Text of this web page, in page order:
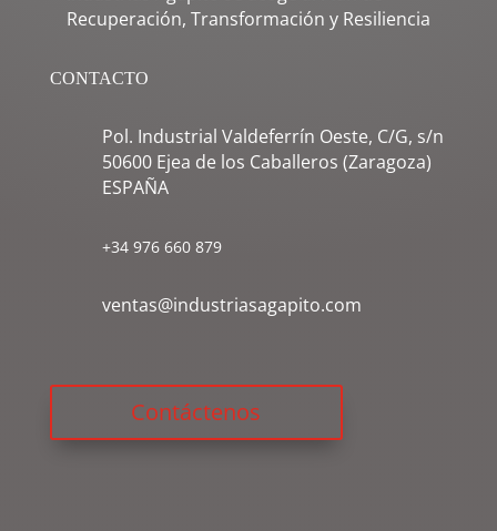
Recuperación, Transformación y Resiliencia
CONTACTO
Pol. Industrial Valdeferrín Oeste, C/G, s/n
50600 Ejea de los Caballeros (Zaragoza)
ESPAÑA
+34 976 660 879
ventas@industriasagapito.com
Contáctenos